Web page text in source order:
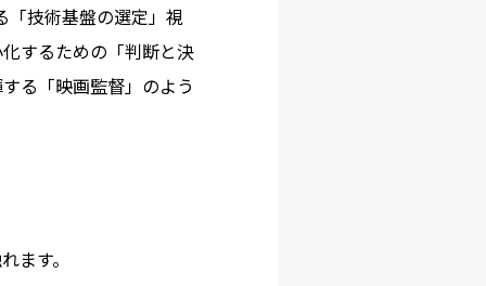
「技術基盤の選定」視
するための「判断と決
る「映画監督」のよう
ます。